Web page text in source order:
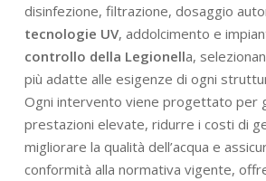
disinfezione, filtrazione, dosaggio
tecnologie UV, addolcimento e
controllo della Legionella,
più adatte alle esigenze di ogni
Ogni intervento viene progettato per
prestazioni elevate, ridurre i costi di
migliorare la qualità dell’acqua e
conformità alla normativa vigente,